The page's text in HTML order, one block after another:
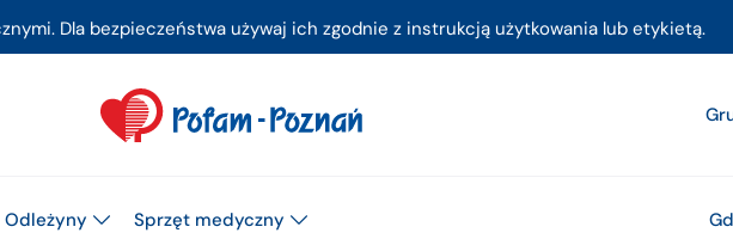
Dla bezpieczeństwa używaj ich zgodnie z instrukcją użytkowania lub etykietą.
Odleżyny Sprzęt medyczny